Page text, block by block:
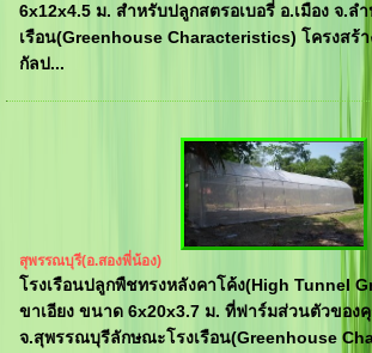
6x12x4.5 ม. สำหรับปลูกสตรอเบอรี่ อ.เมือง จ.ล
เรือน(Greenhouse Characteristics) โครงสร้า
กัลป...
สุพรรณบุรี(อ.สองพี่น้อง)
โรงเรือนปลูกพืชทรงหลังคาโค้ง(High Tunnel
ขาเอียง ขนาด 6x20x3.7 ม. ที่ฟาร์มส่วนตัวของ
จ.สุพรรณบุรีลักษณะโรงเรือน(Greenhouse